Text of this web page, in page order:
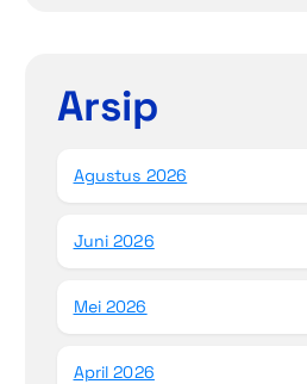
Arsip
Agustus 2026
Juni 2026
Mei 2026
April 2026